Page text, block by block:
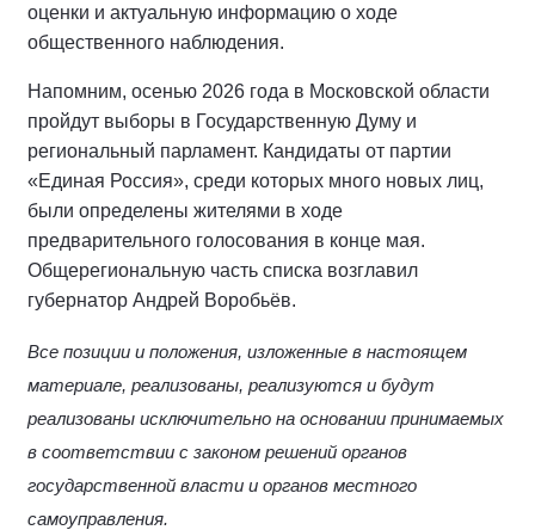
оценки и актуальную информацию о ходе
общественного наблюдения.
Напомним, осенью 2026 года в Московской области
пройдут выборы в Государственную Думу и
региональный парламент. Кандидаты от партии
«Единая Россия», среди которых много новых лиц,
были определены жителями в ходе
предварительного голосования в конце мая.
Общерегиональную часть списка возглавил
губернатор Андрей Воробьёв.
Все позиции и положения, изложенные в настоящем
материале, реализованы, реализуются и будут
реализованы исключительно на основании принимаемых
в соответствии с законом решений органов
государственной власти и органов местного
самоуправления.